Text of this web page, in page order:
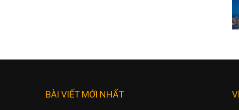
BÀI VIẾT MỚI NHẤT